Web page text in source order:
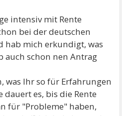
intensiv mit Rente
bei der deutschen
hab mich erkundigt, was
auch schon nen Antrag
was Ihr so für Erfahrungen
dauert es, bis die Rente
für "Probleme" haben,